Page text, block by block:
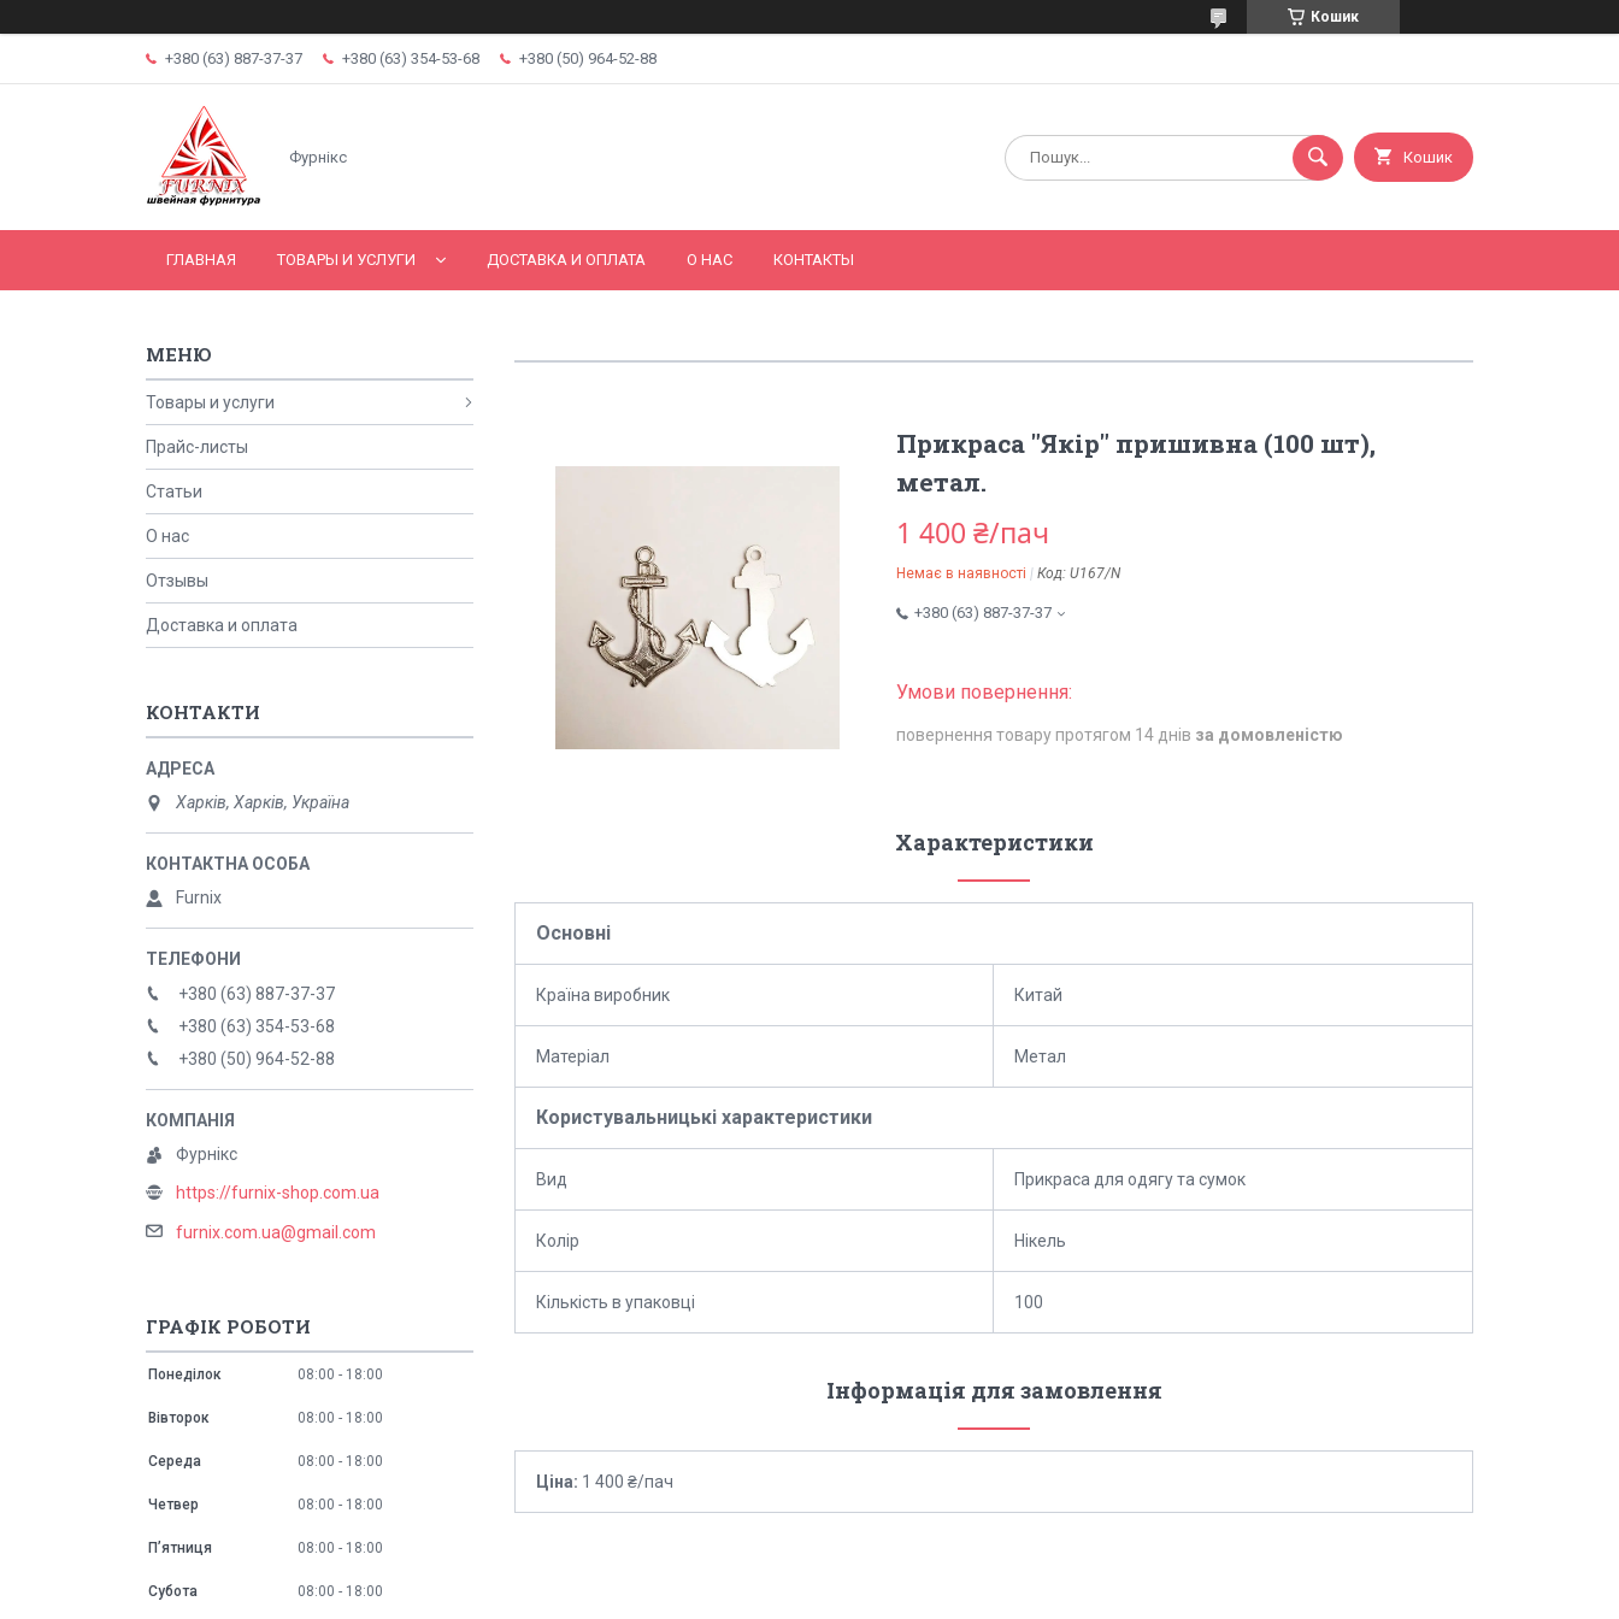
Кошик
+380 (63) 887-37-37 +380 (63) 354-53-68 +380 (50) 964-52-88
Фурнікс Кошик
ГЛАВНАЯ ТОВАРЫ И УСЛУГИ ДОСТАВКА И ОПЛАТА О НАС КОНТАКТЫ
Прикраса "Якір" пришивна (100 шт),
метал.
1 400 ₴/пач
Немає в наявності Код: U167/N
+380 (63) 887-37-37
повернення товару протягом 14 днів за домовленістю
Характеристики
Основні
Країна виробник Китай
Матеріал Метал
Користувальницькі характеристики
Вид Прикраса для одягу та сумок
Колір Нікель
Кількість в упаковці 100
Інформація для замовлення
Ціна: 1 400 ₴/пач
Товары и услуги
Прайс-листы
Статьи
О нас
Отзывы
Доставка и оплата
КОНТАКТИ
Харків, Харків, Україна
Furnix
+380 (63) 887-37-37
+380 (63) 354-53-68
+380 (50) 964-52-88
Фурнікс
https://furnix-shop.com.ua
furnix.com.ua@gmail.com
ГРАФІК РОБОТИ
Понеділок 08:00 18:00
Вівторок 08:00 18:00
Середа 08:00 18:00
Четвер 08:00 18:00
Пʼятниця 08:00 18:00
Субота 08:00 18:00